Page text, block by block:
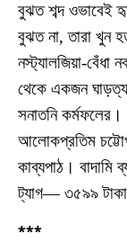
বুঝত শব্দ ওভাবেই
বুঝত না, তারা খুন
নস্ট্যালজিয়া-
থেকে একজন
সনাতনি
আলোকপ্রতিম
কাব্যপাঠ। বাদামি
ট্যাগ— ৩৫৯৯
***